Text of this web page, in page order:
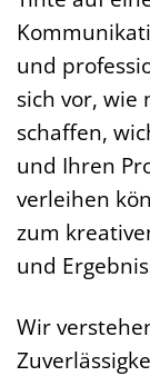
und
sich vor, wie
schaffen,
und Ihren
verleihen
zum
und
Wir